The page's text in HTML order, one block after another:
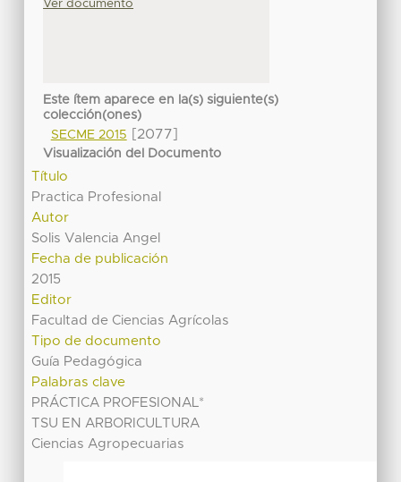
Ver documento
Este ítem aparece en la(s) siguiente(s)
colección(ones)
SECME 2015
[2077]
Visualización del Documento
Título
Practica Profesional
Autor
Solis Valencia Angel
Fecha de publicación
2015
Editor
Facultad de Ciencias Agrícolas
Tipo de documento
Guía Pedagógica
Palabras clave
PRÁCTICA PROFESIONAL*
TSU EN ARBORICULTURA
Ciencias Agropecuarias